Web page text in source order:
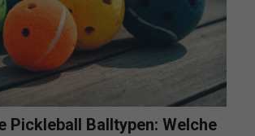
Pickleball Balltypen: Welche